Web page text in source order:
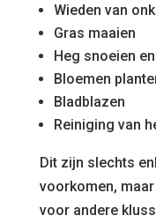
Wieden van
Gras maaien
Heg snoeien
Bloemen
Bladblazen
Reiniging van
Dit zijn slechts
voorkomen,
voor andere